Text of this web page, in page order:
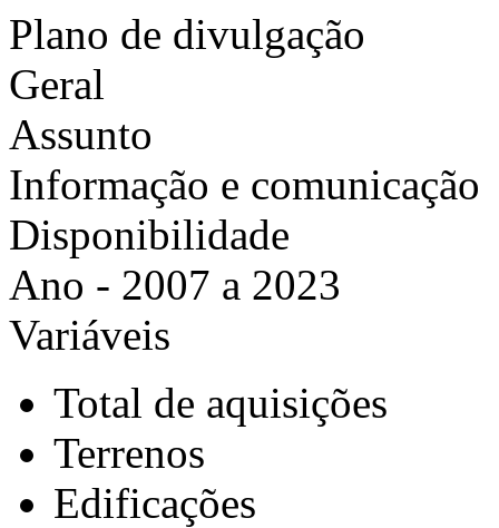
Plano de divulgação
Geral
Assunto
Informação e comunicação
Disponibilidade
Ano - 2007 a 2023
Variáveis
Total de aquisições
Terrenos
Edificações